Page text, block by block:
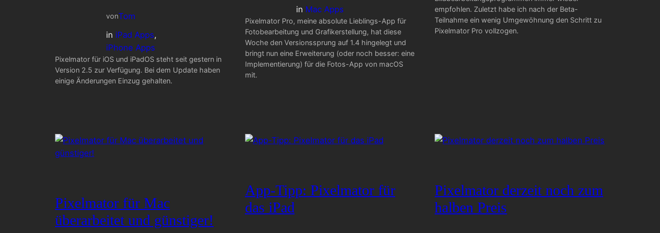
vonTom
in iPad Apps
iPhone Apps
Pixelmator für iOS und iPadOS steht seit gestern in
Version 2.5 zur Verfügung. Bei dem Update haben
einige Änderungen Einzug gehalten.
in Mac Apps
Pixelmator Pro, meine absolute Lieblings-App für
Fotobearbeitung und Grafikerstellung, hat diese
Woche den Versionssprung auf 1.4 hingelegt und
bringt nun eine Erweiterung (oder noch besser: eine
Implementierung) für die Fotos-App von macOS
mit.
empfohlen. Zuletzt habe ich nach der Beta-
Teilnahme ein wenig Umgewöhnung den Schritt zu
Pixelmator Pro vollzogen.
Pixelmator für Mac
überarbeitet und günstiger!
App-Tipp: Pixelmator für
das iPad
Pixelmator derzeit noch zum
halben Preis